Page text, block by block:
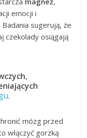
emocji i
sugerują, że
czekolady osiągają
,
.
mózg przed
włączyć gorzką